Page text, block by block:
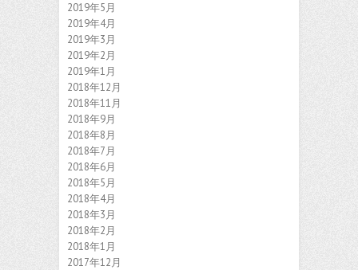
2019年5月
2019年4月
2019年3月
2019年2月
2019年1月
2018年12月
2018年11月
2018年9月
2018年8月
2018年7月
2018年6月
2018年5月
2018年4月
2018年3月
2018年2月
2018年1月
2017年12月